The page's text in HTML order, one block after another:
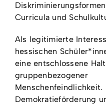
Curricula und
Als legitimierte
hessischen
eine entschlossene
gruppenbezogener
Demokratieförderung